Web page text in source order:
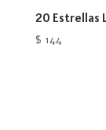
20 Estrellas
$ 144